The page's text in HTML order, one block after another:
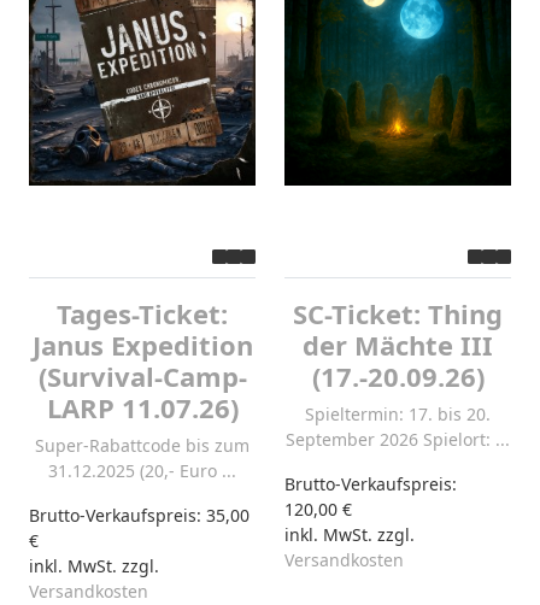
Tages-Ticket:
Janus Expedition
(Survival-Camp-
LARP 11.07.26)
Super-Rabattcode bis zum
31.12.2025 (20,- Euro ...
Brutto-Verkaufspreis: 35,00
€
inkl. MwSt. zzgl.
Versandkosten
SC-Ticket: Thing
der Mächte III
(17.-20.09.26)
Spieltermin: 17. bis 20.
September 2026 Spielort: ...
Brutto-Verkaufspreis:
120,00 €
inkl. MwSt. zzgl.
Versandkosten